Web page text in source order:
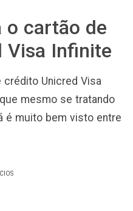
o cartão de
Visa Infinite
Unicred Visa
mesmo se tratando
é muito bem visto entre